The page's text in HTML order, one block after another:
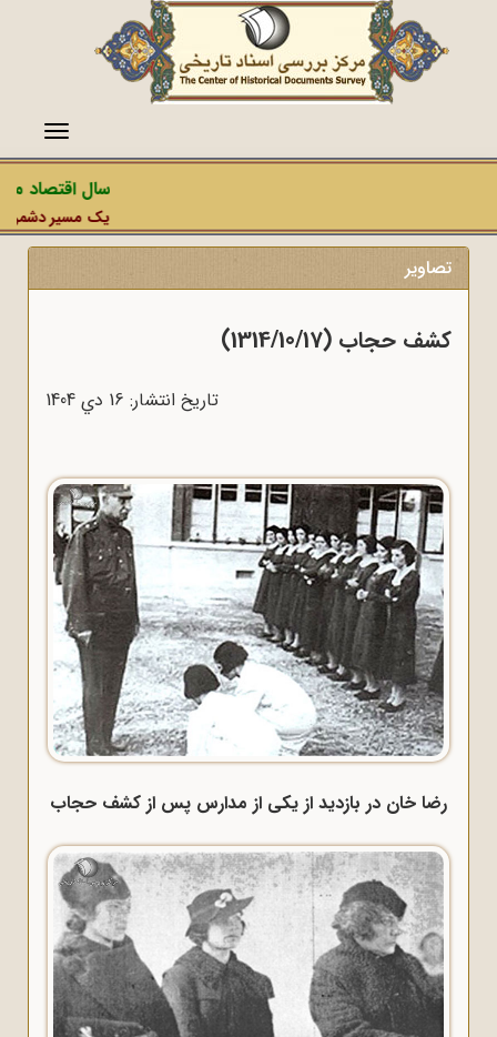
منو
سال اقتصاد
یک مسیر دشمن،
تصاویر
کشف حجاب (1314/10/17)
تاریخ انتشار: 16 دي 1404
رضا خان در بازدید از یکی از مدارس پس از کشف حجاب